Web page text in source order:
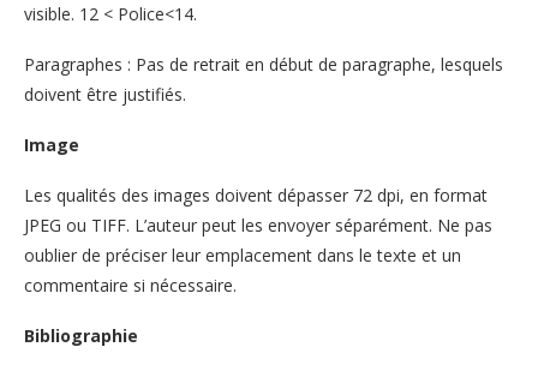
visible. 12 < Police<14.
Paragraphes : Pas de retrait en début de paragraphe, lesquels
doivent être justifiés.
Image
Les qualités des images doivent dépasser 72 dpi, en format
JPEG ou TIFF. L’auteur peut les envoyer séparément. Ne pas
oublier de préciser leur emplacement dans le texte et un
commentaire si nécessaire.
Bibliographie